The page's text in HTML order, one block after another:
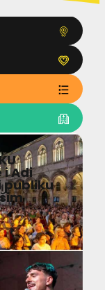
i Adi
publiku